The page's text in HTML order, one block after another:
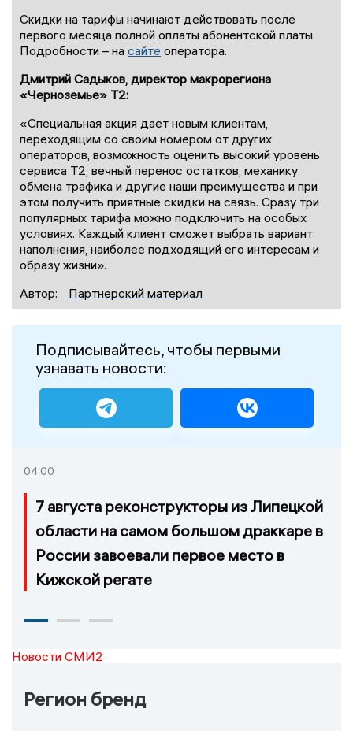
Скидки на тарифы начинают действовать после
первого месяца полной оплаты абонентской платы.
Подробности – на сайте оператора.
Дмитрий Садыков, директор макрорегиона
«Черноземье» T2:
«Специальная акция дает новым клиентам,
переходящим со своим номером от других
операторов, возможность оценить высокий уровень
сервиса T2, вечный перенос остатков, механику
обмена трафика и другие наши преимущества и при
этом получить приятные скидки на связь. Сразу три
популярных тарифа можно подключить на особых
условиях. Каждый клиент сможет выбрать вариант
наполнения, наиболее подходящий его интересам и
образу жизни».
Автор:
Партнерский материал
Подписывайтесь, чтобы первыми
узнавать новости:
04:00
7 августа реконструкторы из Липецкой
области на самом большом драккаре в
России завоевали первое место в
Кижской регате
Новости СМИ2
Регион бренд